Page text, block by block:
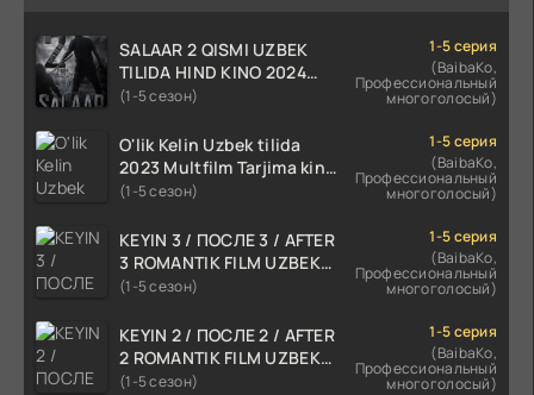
SALAAR 2 QISMI UZBEK
TILIDA HIND KINO 2024
TARJIMA 720p HD Skachat
(1-5 сезон)
1-5 серия
(BaibaKo,
Профессиональный
многоголосый)
O'lik Kelin Uzbek tilida
2023 Multfilm Tarjima kino
skachat
(1-5 сезон)
1-5 серия
(BaibaKo,
Профессиональный
многоголосый)
KEYIN 3 / ПОСЛЕ 3 / AFTER
3 ROMANTIK FILM UZBEK
TILIDA 2021 TARJIMA FILM
(1-5 сезон)
1-5 серия
(BaibaKo,
Профессиональный
многоголосый)
KEYIN 2 / ПОСЛЕ 2 / AFTER
2 ROMANTIK FILM UZBEK
TILIDA 2020 TARJIMA FILM
(1-5 сезон)
1-5 серия
(BaibaKo,
Профессиональный
многоголосый)